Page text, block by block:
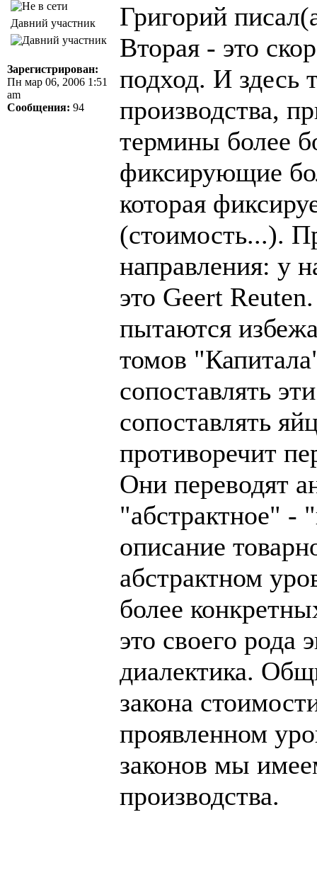
Давний участник
Зарегистрирован:
Пн мар 06, 2006 1:51
am
Сообщения: 94
Григорий
Вторая - это
подход. И здесь
производства,
термины более
фиксирующие
которая
(стоимость...).
направления: у
это Geert
пытаются
томов
сопоставлять
сопоставлять
противоречит
Они переводят
"абстрактное" -
описание
абстрактном
более
это своего рода
диалектика.
закона
проявленном
законов мы
производства.